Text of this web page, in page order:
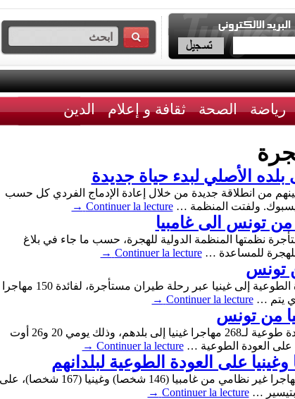
رياضة الصحة ثقافة و إعلام الدين
للهجرة بتونس 1760 مهاجرا عائدا الى بلده خلال سنة 2025 عبر تمكينهم من انطلاقة جديدة من خلال إعادة الإدماج الفردي كل حسب
ولفتت المنظمة …Continuer la lecture
→
طيران مستأجرة نظمتها المنظمة الدولية للهجرة، حسب ما جاء في بلاغ
للهجرة للمساعدة …Continuer la lecture
→
أعلنت المنظمة الدولية للهجرة في تونس، في بلاغ لها اليوم، عن تنظيم عملية جديدة للعودة الطوعية إلى غينيا عبر رحلة طيران مستأجرة، لفائدة 150 مهاجرا
يتم …Continuer la lecture
→
أفاد مكتب المنظمة الدولية للهجرة بتونس بأنه تم تنظيم رحلتين جويتين خاصتين لتأمين عودة طوعية لـ268 مهاجرا غينيا إلى بلدهم، وذلك يومي 20 و26 أوت
على العودة الطوعية …Continuer la lecture
→
أعلنت المنظمة الدولية للهجرة بتونس أنها قامت يومي 27 و29 ماي الجاري بمساعدة 313 مهاجرا غير نظامي من غامبيا (146 شخصا) وغينيا (167 شخصا)، على
بتيسير …Continuer la lecture
→